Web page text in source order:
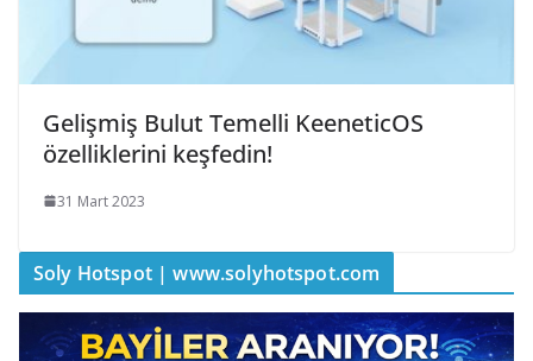
Gelişmiş Bulut Temelli KeeneticOS
özelliklerini keşfedin!
31 Mart 2023
Soly Hotspot | www.solyhotspot.com